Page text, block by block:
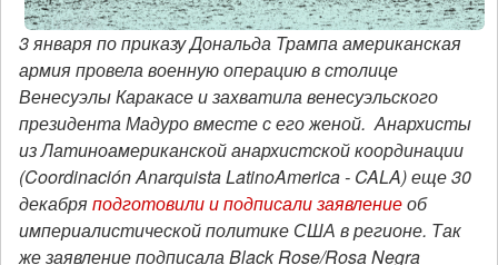
3 января по приказу Дональда Трампа американская
армия провела военную операцию в столице
Венесуэлы Каракасе и захватила венесуэльского
президента Мадуро вместе с его женой. Анархисты
из Латиноамериканской анархистской координации
(Coordinación Anarquista LatinoAmerica - CALA) еще 30
декабряподготовили и подписали заявлениеоб
империалистической политике США в регионе. Так
же заявление подписала Black Rose/Rosa Negra